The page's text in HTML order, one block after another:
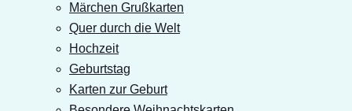
Märchen Grußkarten
Quer durch die Welt
Hochzeit
Geburtstag
Karten zur Geburt